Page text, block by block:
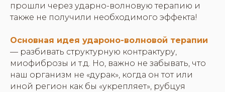
прошли через ударно-волновую терапию и
также не получили необходимого эффекта!
Основная идея удароно-волновой терапии
— разбивать структурную контрактуру,
миофиброзы и т.д. Но, важно не забывать, что
наш организм не «дурак», когда он тот или
иной регион как бы «укрепляет», рубцуя